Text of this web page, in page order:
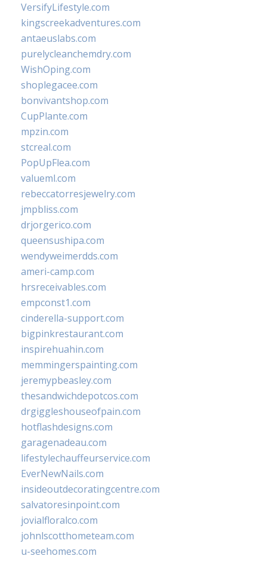
VersifyLifestyle.com
kingscreekadventures.com
antaeuslabs.com
purelycleanchemdry.com
WishOping.com
shoplegacee.com
bonvivantshop.com
CupPlante.com
mpzin.com
stcreal.com
PopUpFlea.com
valueml.com
rebeccatorresjewelry.com
jmpbliss.com
drjorgerico.com
queensushipa.com
wendyweimerdds.com
ameri-camp.com
hrsreceivables.com
empconst1.com
cinderella-support.com
bigpinkrestaurant.com
inspirehuahin.com
memmingerspainting.com
jeremypbeasley.com
thesandwichdepotcos.com
drgiggleshouseofpain.com
hotflashdesigns.com
garagenadeau.com
lifestylechauffeurservice.com
EverNewNails.com
insideoutdecoratingcentre.com
salvatoresinpoint.com
jovialfloralco.com
johnlscotthometeam.com
u-seehomes.com